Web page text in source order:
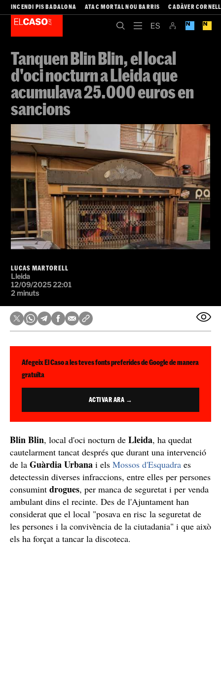
INCENDI PIS BADALONA ATAC MORTAL NOU BARRIS CADÀVER
Tanquen Blin Blin, el local
d'oci nocturn a Lleida que
acumulava 25.000 euros en
sancions
LUCAS MARTORELL
Lleida
12/09/2025 22:01
2 minuts
Afegeix El Caso a les teves fonts preferides de Google de manera
gratuïta
ACTIVAR ARA →
Blin Blin, local d'oci nocturn de Lleida, ha quedat
cautelarment tancat després que durant una intervenció
de la Guàrdia Urbana i els Mossos d'Esquadra es
detectessin diverses infraccions, entre elles per persones
consumint drogues, per manca de seguretat i per venda
ambulant dins el recinte. Des de l'Ajuntament han
considerat que el local "posava en risc la seguretat de
les persones i la convivència de la ciutadania" i que això
els ha forçat a tancar la discoteca.